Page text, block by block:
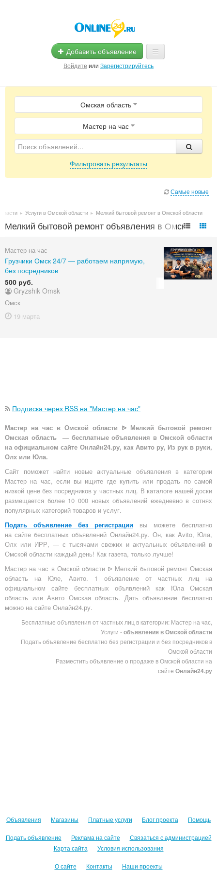
Добавить объявление
Войдите или Зарегистрируйтесь
Главная
Помощь
Услуги
Магазины
Омская область
Мастер на час
Фильтровать результаты
Самые новые
▸ Услуги в Омской области ▸ Мелкий бытовой ремонт в Омской области
Мелкий бытовой ремонт объявления в Омской
Мастер на час
Грузчики Омск 24/7 — работаем напрямую,
без посредников
500 руб.
Gryzshik Omsk
Омск
19 марта
Подписка через RSS на "Мастер на час"
Мастер на час в Омской области ᐉ Мелкий бытовой ремонт
Омская область — бесплатные объявления в Омской области
на официальном сайте Онлайн24.ру, как Авито ру, Из рук в руки,
Олх или Юла.
Сайт поможет найти новые актуальные объявления в категории
Мастер на час, если вы ищите где купить или продать по самой
низкой цене без посредников у частных лиц. В каталоге нашей доски
размещается более 10 000 новых объявлений ежедневно в сотнях
популярных категорий товаров и услуг.
Подать объявление без регистрации вы можете бесплатно
насайте бесплатных объявлений Онлайн24.ру. Он, как Avito, Юла,
Олх или ИРР, — с тысячами свежих и актуальных объявлений в
Омской области каждый день! Как газета, только лучше!
Мастер на час в Омской области ᐉ Мелкий бытовой ремонт Омская
область на Юле, Авито. 1 объявление от частных лиц на
официальном сайте бесплатных объявлений как Юла Омская
область или Авито Омская область. Дать объявление бесплатно
можно на сайте Онлайн24.ру.
Бесплатные объявления от частных лиц в категории: Мастер на час,
Услуги -объявления в Омской области
Подать объявление бесплатно без регистрации и без посредников в
Омской области
Разместить объявление о продаже в Омской области на
сайте Онлайн24.ру
Объявления Магазины Платные услуги Блог проекта Помощь
Подать объявление Реклама на сайте
Связаться с администрацией
Карта сайта
Условия использования
О сайте Контакты Наши проекты